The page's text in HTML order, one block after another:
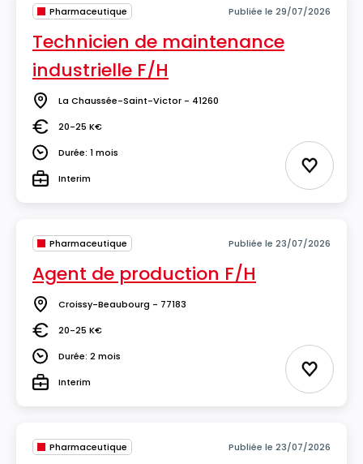
Pharmaceutique Publiée le 29/07/2026
Technicien de maintenance
industrielle F/H
Lieu La Chaussée-Saint-Victor - 41260
Salaire20-25 K€
DuréeDurée: 1 mois
TypeInterim Ajouter
Pharmaceutique Publiée le 23/07/2026
Agent de production F/H
Lieu Croissy-Beaubourg - 77183
Salaire20-25 K€
DuréeDurée: 2 mois
TypeInterim Ajouter
Pharmaceutique Publiée le 23/07/2026